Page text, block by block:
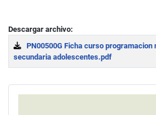
Descargar archivo:
PN00500G Ficha curso programacion
secundaria adolescentes.pdf